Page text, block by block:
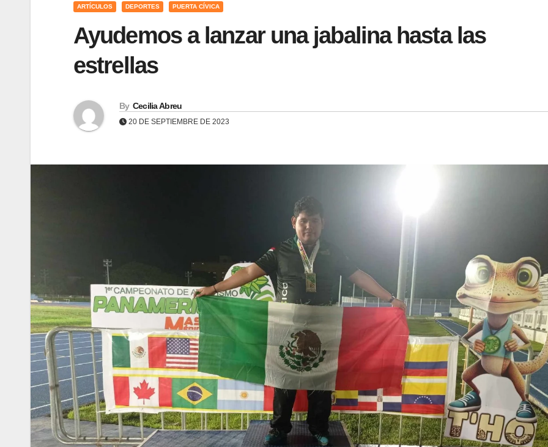
ARTÍCULOS DEPORTES PUERTA CÍVICA
Ayudemos a lanzar una jabalina hasta las
estrellas
By Cecilia Abreu
20 DE SEPTIEMBRE DE 2023